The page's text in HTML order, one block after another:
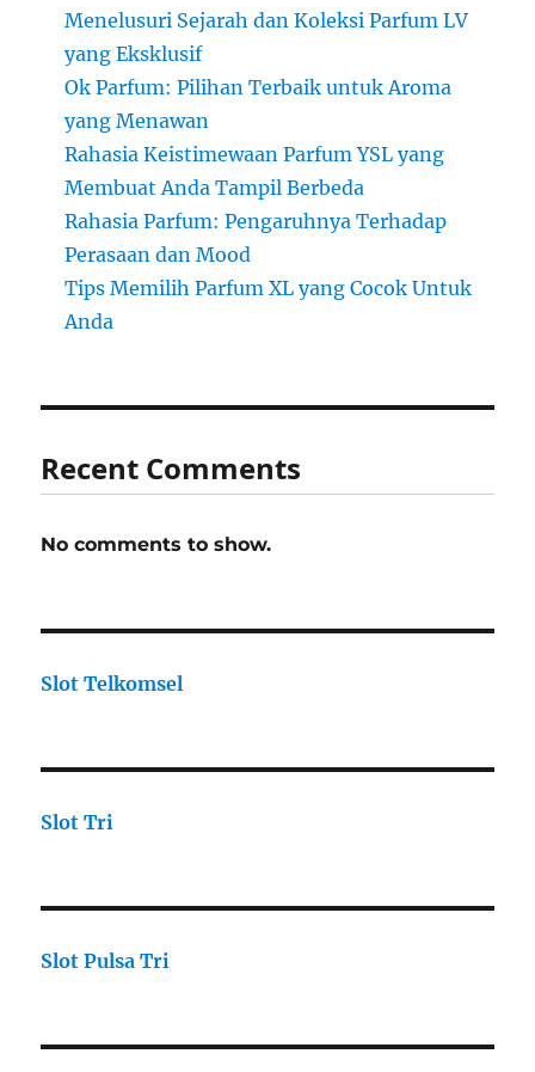
Menelusuri Sejarah dan Koleksi Parfum LV
yang Eksklusif
Ok Parfum: Pilihan Terbaik untuk Aroma
yang Menawan
Rahasia Keistimewaan Parfum YSL yang
Membuat Anda Tampil Berbeda
Rahasia Parfum: Pengaruhnya Terhadap
Perasaan dan Mood
Tips Memilih Parfum XL yang Cocok Untuk
Anda
Recent Comments
No comments to show.
Slot Telkomsel
Slot Tri
Slot Pulsa Tri